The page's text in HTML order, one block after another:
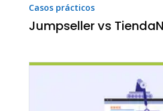
Casos prácticos
Jumpseller vs